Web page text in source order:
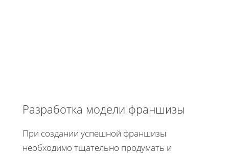
Разработка модели франшизы
При создании успешной франшизы
необходимо тщательно продумать и